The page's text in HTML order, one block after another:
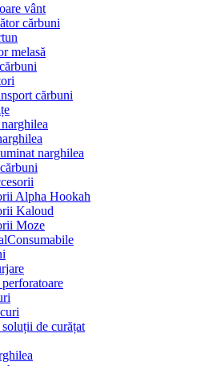
vânt
cărbuni
melasă
cărbuni
narghilea
Alpha Hookah
Kaloud
Moze
Consumabile
de curățat